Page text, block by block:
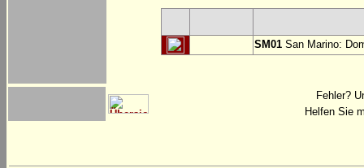
SM01 San Marino:
Fehler?
Helfen Sie